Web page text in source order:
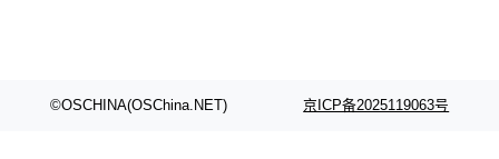
©OSCHINA(OSChina.NET) 京ICP备2025119063号